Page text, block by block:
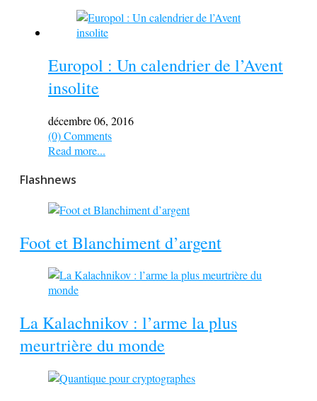
Europol : Un calendrier de l’Avent
insolite
décembre 06, 2016
(0) Comments
Read more...
Flashnews
Foot et Blanchiment d’argent
La Kalachnikov : l’arme la plus
meurtrière du monde